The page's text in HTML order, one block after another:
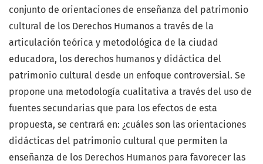
conjunto de orientaciones de enseñanza del patrimonio
cultural de los Derechos Humanos a través de la
articulación teórica y metodológica de la ciudad
educadora, los derechos humanos y didáctica del
patrimonio cultural desde un enfoque controversial. Se
propone una metodología cualitativa a través del uso de
fuentes secundarias que para los efectos de esta
propuesta, se centrará en: ¿cuáles son las orientaciones
didácticas del patrimonio cultural que permiten la
enseñanza de los Derechos Humanos para favorecer las